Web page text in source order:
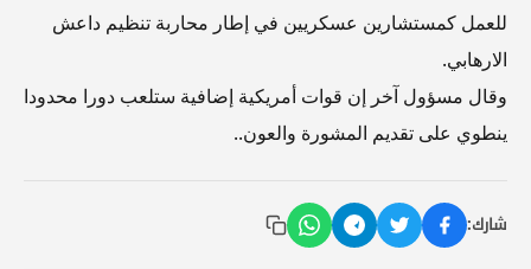
للعمل كمستشارين عسكريين في إطار محاربة تنظيم داعش
الارهابي.
وقال مسؤول آخر إن قوات أمريكية إضافية ستلعب دورا محدودا
ينطوي على تقديم المشورة والعون..
شارك: